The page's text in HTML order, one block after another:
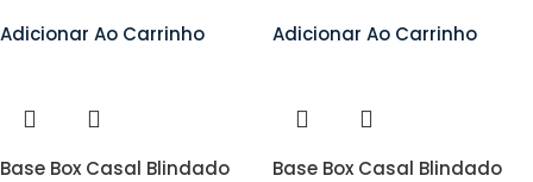
Adicionar Ao Carrinho Adicionar Ao Carrinho
Base Box Casal Blindado
Base Box Casal Blindado